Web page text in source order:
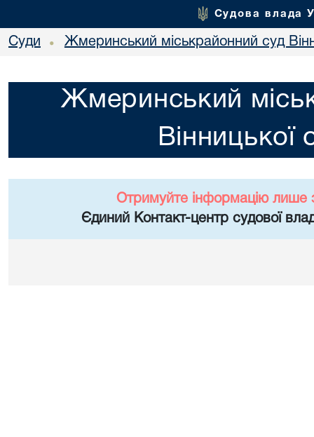
Судова влада
Суди • Жмеринський міськрайонний суд
Жмеринський
Вінницької
Отримуйте інформацію лише
Єдиний Контакт-центр судової